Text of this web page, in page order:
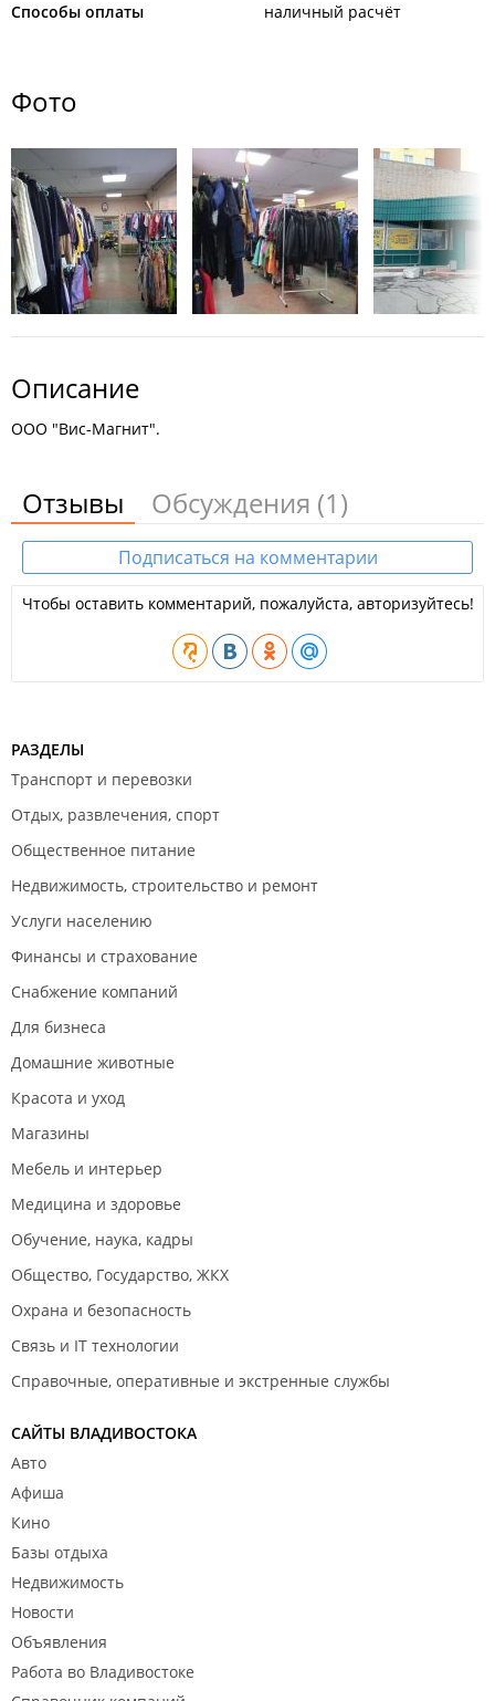
Способы оплаты наличный расчёт
Фото
Описание
ООО "Вис-Магнит".
Отзывы Обсуждения (1)
Подписаться на комментарии
Чтобы оставить комментарий, пожалуйста, авторизуйтесь!
РАЗДЕЛЫ
Транспорт и перевозки
Отдых, развлечения, спорт
Общественное питание
Недвижимость, строительство и ремонт
Услуги населению
Финансы и страхование
Снабжение компаний
Для бизнеса
Домашние животные
Красота и уход
Магазины
Мебель и интерьер
Медицина и здоровье
Обучение, наука, кадры
Общество, Государство, ЖКХ
Охрана и безопасность
Связь и IT технологии
Справочные, оперативные и экстренные службы
САЙТЫ ВЛАДИВОСТОКА
Авто
Афиша
Кино
Базы отдыха
Недвижимость
Новости
Объявления
Работа во Владивостоке